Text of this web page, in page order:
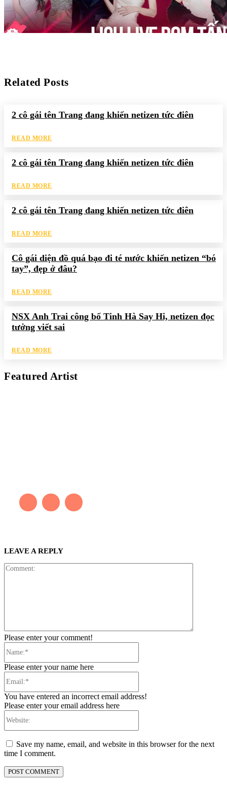
Related Posts
2 cô gái tên Trang đang khiến netizen tức điên
READ MORE
2 cô gái tên Trang đang khiến netizen tức điên
READ MORE
2 cô gái tên Trang đang khiến netizen tức điên
READ MORE
Cô gái diện đồ quá bạo đi té nước khiến netizen “bó
tay”, đẹp ở đâu?
READ MORE
NSX Anh Trai công bố Tinh Hà Say Hi, netizen đọc
tưởng viết sai
READ MORE
Featured Artist
LEAVE A REPLY
Please enter your comment!
Please enter your name here
You have entered an incorrect email address!
Please enter your email address here
Save my name, email, and website in this browser for the next
time I comment.